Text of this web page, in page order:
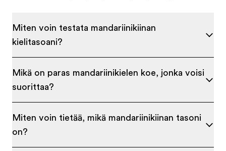
Miten voin testata mandariinikiinan
kielitasoani?
Mikä on paras mandariinikielen koe, jonka voisi
suorittaa?
Miten voin tietää, mikä mandariinikiinan tasoni
on?